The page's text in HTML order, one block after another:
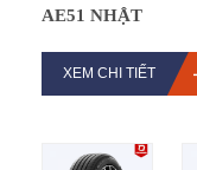
AE51 NHẬT
XEM CHI TIẾT